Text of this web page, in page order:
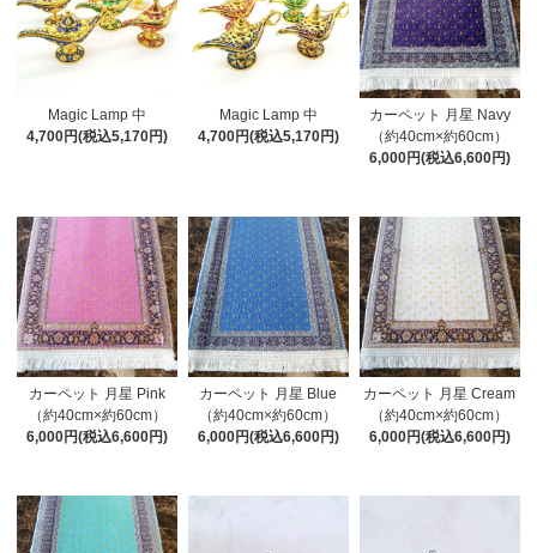
Magic Lamp 中
4,700円(税込5,170円)
Magic Lamp 中
4,700円(税込5,170円)
カーペット 月星 Navy
（約40cm×約60cm）
6,000円(税込6,600円)
カーペット 月星 Pink
（約40cm×約60cm）
6,000円(税込6,600円)
カーペット 月星 Blue
（約40cm×約60cm）
6,000円(税込6,600円)
カーペット 月星 Cream
（約40cm×約60cm）
6,000円(税込6,600円)